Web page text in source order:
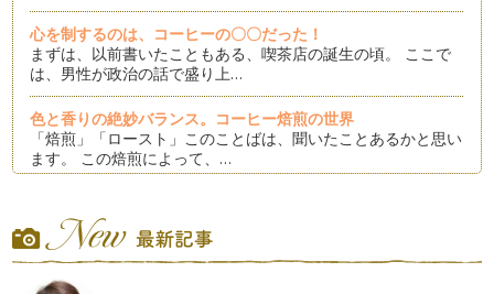
心を制するのは、コーヒーの〇〇だった！
まずは、以前書いたこともある、喫茶店の誕生の頃。 ここで
は、男性が政治の話で盛り上…
色と香りの絶妙バランス。コーヒー焙煎の世界
「焙煎」「ロースト」このことばは、聞いたことあるかと思い
ます。 この焙煎によって、…
フェインその後
コーヒーからカフェインを抜いた後のコーヒー。 つまりカフ
ェインレスコーヒーは、皆さ…